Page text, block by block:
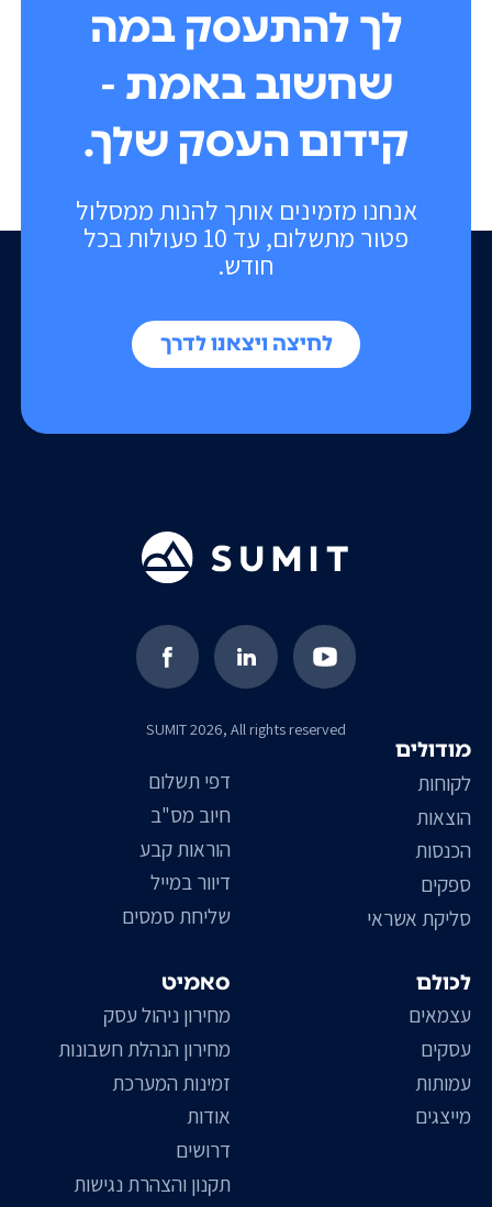
אנחנו מזמינים אותך להנות ממסלול
פטור מתשלום, עד 10 פעולות בכל
חודש.
לחיצה ויצאנו לדרך
לך להתעסק במה
שחשוב באמת -
קידום העסק שלך.
SUMIT 2026, All rights reserved
סאמיט
מחירון ניהול עסק
מחירון הנהלת חשבונות
זמינות המערכת
אודות
דרושים
תקנון והצהרת נגישות
דפי תשלום
חיוב מס"ב
הוראות קבע
דיוור במייל
שליחת סמסים
מודולים
לקוחות
הוצאות
הכנסות
ספקים
סליקת אשראי
לכולם
עצמאים
עסקים
עמותות
מייצגים